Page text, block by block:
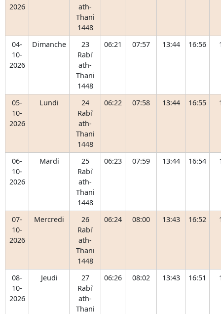
2026
ath-
Thani
1448
04-
10-
2026
Dimanche
23
Rabiʿ
ath-
Thani
1448
06:21 07:57 13:44 16:56
05-
10-
2026
Lundi
24
Rabiʿ
ath-
Thani
1448
06:22 07:58 13:44 16:55
06-
10-
2026
Mardi
25
Rabiʿ
ath-
Thani
1448
06:23 07:59 13:44 16:54
07-
10-
2026
Mercredi
26
Rabiʿ
ath-
Thani
1448
06:24 08:00 13:43 16:52
08-
10-
2026
Jeudi
27
Rabiʿ
ath-
Thani
06:26 08:02 13:43 16:51